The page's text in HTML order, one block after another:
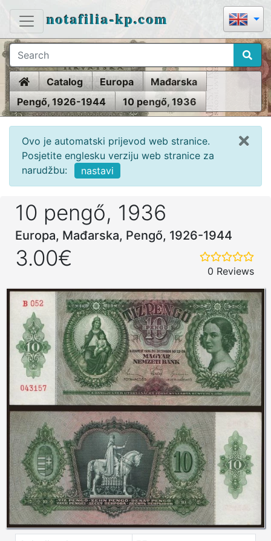
notafilia-kp.com
HomeCatalog Europa
Mađarska
Pengő, 1926-1944
10 pengő, 1936
Ovo je automatski prijevod web stranice.
Posjetite englesku verziju web stranice za
narudžbu:
nastavi
10 pengő, 1936
Europa, Mađarska, Pengő, 1926-1944
3.00€
0 Reviews